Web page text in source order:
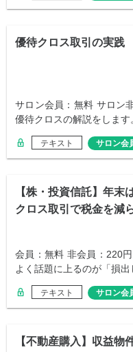
優待クロス取引の実践
サロン会員：無料 サロン
優待クロスの解説をしま
テキスト サロン会
【株・投資信託】年末
クロス取引で税金を減
会員：無料 非会員：220
よく話題に上るのが「損
テキスト サロン会
【不動産購入】収益物